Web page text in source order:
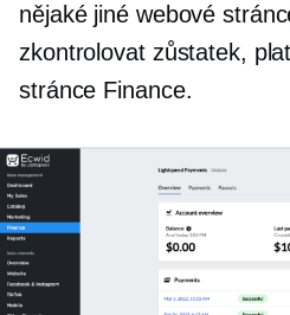
nějaké jiné webové
zkontrolovat zůstatek,
stránce Finance.